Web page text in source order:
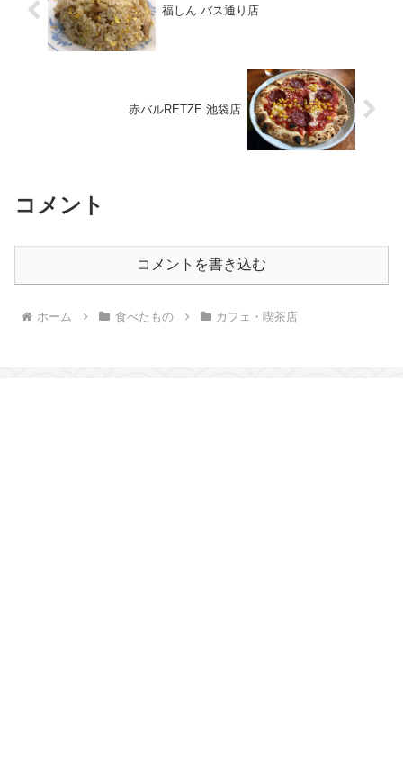
福しん バス通り店
赤バルRETZE 池袋店
コメント
コメントを書き込む
ホーム 食べたもの カフェ・喫茶店